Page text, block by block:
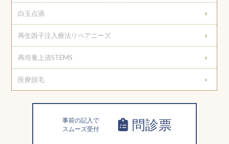
白玉点滴
再生因子注入療法リペアニーズ
再培養上清STEMS
医療脱毛
事前の記入で
スムーズ受付
問診票